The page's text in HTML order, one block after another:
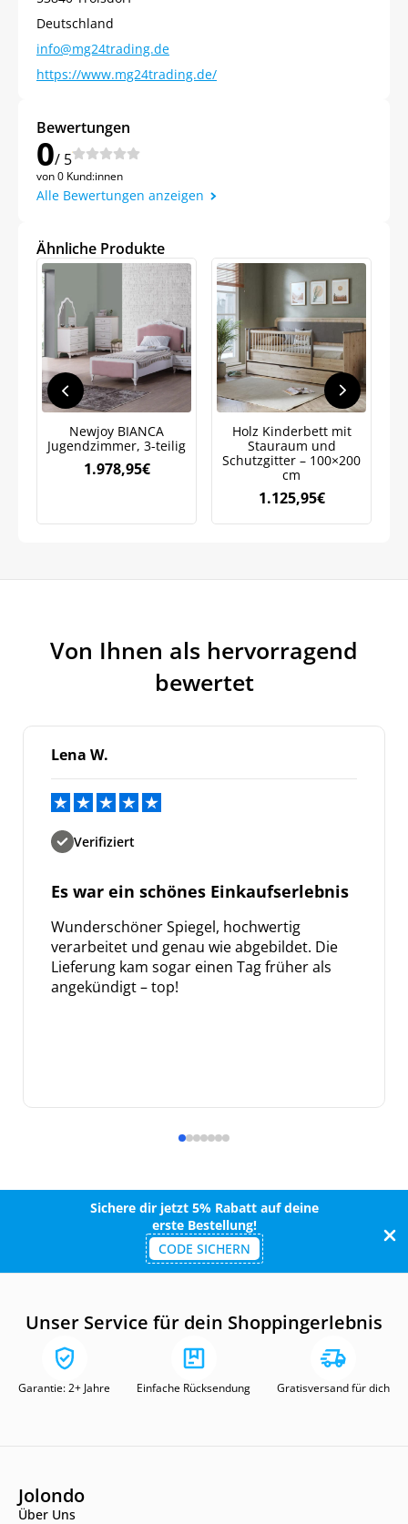
Deutschland
info@mg24trading.de
https://www.mg24trading.de/
Bewertungen
0/ 5
von 0 Kund:innen
Alle Bewertungen anzeigen
Ähnliche Produkte
Newjoy BIANCA
Jugendzimmer, 3-teilig
1.978,95€
Holz Kinderbett mit
Stauraum und
Schutzgitter – 100×200
cm
1.125,95€
Von Ihnen als hervorragend
bewertet
Lena W.
Verifiziert
Es war ein schönes Einkaufserlebnis
Wunderschöner Spiegel, hochwertig
verarbeitet und genau wie abgebildet. Die
Lieferung kam sogar einen Tag früher als
angekündigt – top!
Sichere dir jetzt 5% Rabatt auf deine
erste Bestellung!
CODE SICHERN
Unser Service für dein Shoppingerlebnis
Garantie: 2+ Jahre Einfache Rücksendung Gratisversand für dich
Jolondo
Über Uns
Jetzt 5% Rabatt
Meinen Code senden
Bleiben Sie auf dem Laufenden über
Neuigkeiten und Angebote.
Weitere Informationen darüber, wie wir Ihre Daten für
Datenschutzrichtlinie.